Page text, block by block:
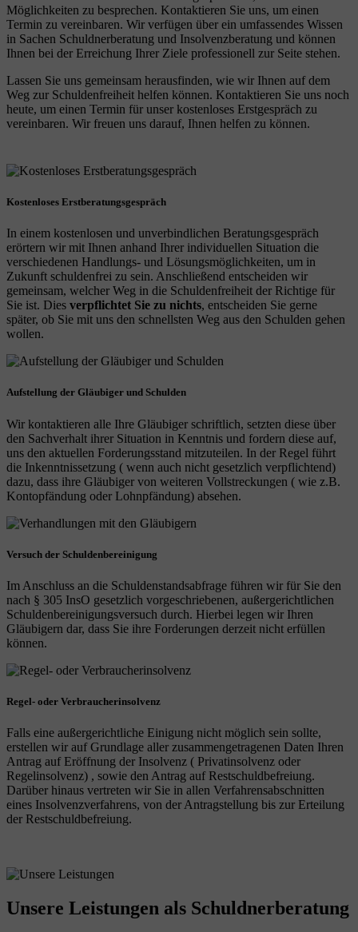
Möglichkeiten zu besprechen. Kontaktieren Sie uns, um einen
Termin zu vereinbaren. Wir verfügen über ein umfassendes Wissen
in Sachen Schuldnerberatung und Insolvenzberatung und können
Ihnen bei der Erreichung Ihrer Ziele professionell zur Seite stehen.
Lassen Sie uns gemeinsam herausfinden, wie wir Ihnen auf dem
Weg zur Schuldenfreiheit helfen können. Kontaktieren Sie uns noch
heute, um einen Termin für unser kostenloses Erstgespräch zu
vereinbaren. Wir freuen uns darauf, Ihnen helfen zu können.
Kostenloses Erstberatungsgespräch
In einem kostenlosen und unverbindlichen Beratungsgespräch
erörtern wir mit Ihnen anhand Ihrer individuellen Situation die
verschiedenen Handlungs- und Lösungsmöglichkeiten, um in
Zukunft schuldenfrei zu sein. Anschließend entscheiden wir
gemeinsam, welcher Weg in die Schuldenfreiheit der Richtige für
Sie ist. Dies verpflichtet Sie zu nichts, entscheiden Sie gerne
später, ob Sie mit uns den schnellsten Weg aus den Schulden gehen
wollen.
Aufstellung der Gläubiger und Schulden
Wir kontaktieren alle Ihre Gläubiger schriftlich, setzten diese über
den Sachverhalt ihrer Situation in Kenntnis und fordern diese auf,
uns den aktuellen Forderungsstand mitzuteilen. In der Regel führt
die Inkenntnissetzung ( wenn auch nicht gesetzlich verpflichtend)
dazu, dass ihre Gläubiger von weiteren Vollstreckungen ( wie z.B.
Kontopfändung oder Lohnpfändung) absehen.
Versuch der Schuldenbereinigung
Im Anschluss an die Schuldenstandsabfrage führen wir für Sie den
nach § 305 InsO gesetzlich vorgeschriebenen, außergerichtlichen
Schuldenbereinigungsversuch durch. Hierbei legen wir Ihren
Gläubigern dar, dass Sie ihre Forderungen derzeit nicht erfüllen
können.
Regel- oder Verbraucherinsolvenz
Falls eine außergerichtliche Einigung nicht möglich sein sollte,
erstellen wir auf Grundlage aller zusammengetragenen Daten Ihren
Antrag auf Eröffnung der Insolvenz ( Privatinsolvenz oder
Regelinsolvenz) , sowie den Antrag auf Restschuldbefreiung.
Darüber hinaus vertreten wir Sie in allen Verfahrensabschnitten
eines Insolvenzverfahrens, von der Antragstellung bis zur Erteilung
der Restschuldbefreiung.
Unsere Leistungen als Schuldnerberatung